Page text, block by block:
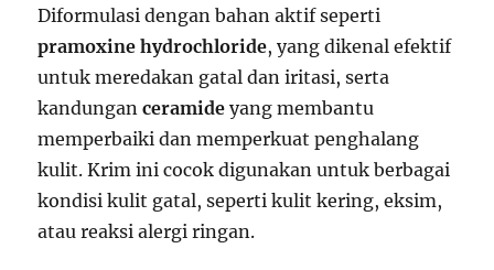
Diformulasi dengan bahan aktif seperti
pramoxine hydrochloride, yang dikenal efektif
untuk meredakan gatal dan iritasi, serta
kandunganceramide yang membantu
memperbaiki dan memperkuat penghalang
kulit. Krim ini cocok digunakan untuk berbagai
kondisi kulit gatal, seperti kulit kering, eksim,
atau reaksi alergi ringan.